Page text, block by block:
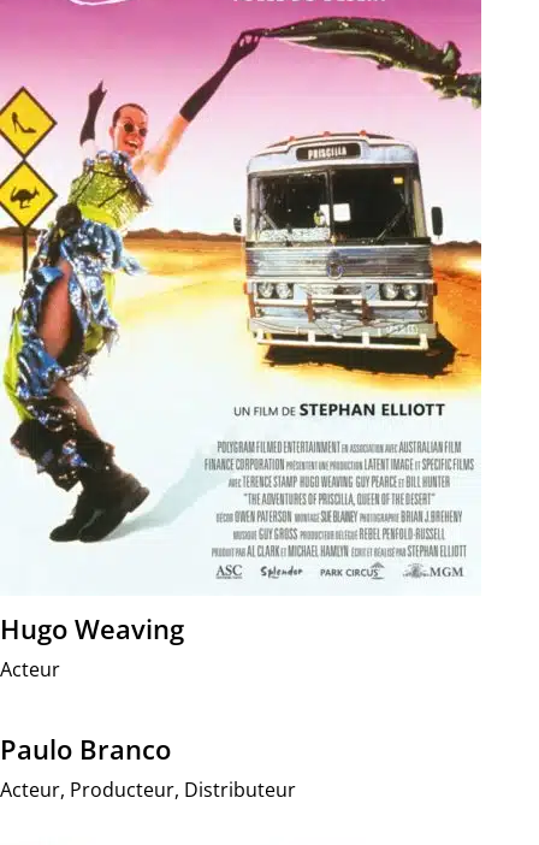
Hugo Weaving
Acteur
Paulo Branco
Acteur, Producteur, Distributeur